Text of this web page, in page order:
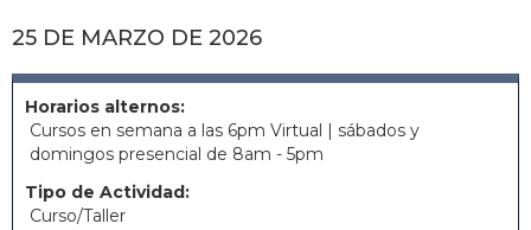
25 DE MARZO DE 2026
Horarios alternos:
Cursos en semana a las 6pm Virtual | sábados y
domingos presencial de 8am - 5pm
Tipo de Actividad:
Curso/Taller